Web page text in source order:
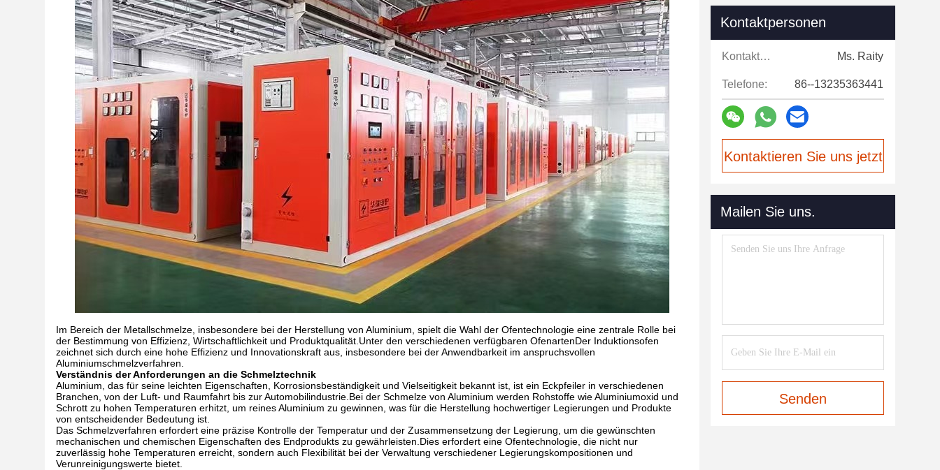
Im Bereich der Metallschmelze, insbesondere bei der Herstellung von Aluminium, spielt die Wahl der Ofentechnologie eine zentrale Rolle bei
der Bestimmung von Effizienz, Wirtschaftlichkeit und Produktqualität.Unter den verschiedenen verfügbaren OfenartenDer Induktionsofen
zeichnet sich durch eine hohe Effizienz und Innovationskraft aus, insbesondere bei der Anwendbarkeit im anspruchsvollen
Aluminiumschmelzverfahren.
Verständnis der Anforderungen an die Schmelztechnik
Aluminium, das für seine leichten Eigenschaften, Korrosionsbeständigkeit und Vielseitigkeit bekannt ist, ist ein Eckpfeiler in verschiedenen
Branchen, von der Luft- und Raumfahrt bis zur Automobilindustrie.Bei der Schmelze von Aluminium werden Rohstoffe wie Aluminiumoxid und
Schrott zu hohen Temperaturen erhitzt, um reines Aluminium zu gewinnen, was für die Herstellung hochwertiger Legierungen und Produkte
von entscheidender Bedeutung ist.
Das Schmelzverfahren erfordert eine präzise Kontrolle der Temperatur und der Zusammensetzung der Legierung, um die gewünschten
mechanischen und chemischen Eigenschaften des Endprodukts zu gewährleisten.Dies erfordert eine Ofentechnologie, die nicht nur
zuverlässig hohe Temperaturen erreicht, sondern auch Flexibilität bei der Verwaltung verschiedener Legierungskompositionen und
Verunreinigungswerte bietet.
Kontaktpersonen
Kontaktpersonen: Ms. Raity
Telefone: 86--13235363441
Kontaktieren Sie uns jetzt
Mailen Sie uns.
Senden